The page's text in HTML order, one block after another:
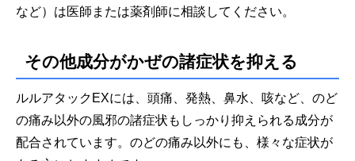
など）は医師または薬剤師に相談してください。
その他成分がかぜの諸症状を抑える
ルルアタックEXには、頭痛、発熱、鼻水、咳など、のど
の痛み以外の風邪の諸症状もしっかり抑えられる成分が
配合されています。のどの痛み以外にも、様々な症状が